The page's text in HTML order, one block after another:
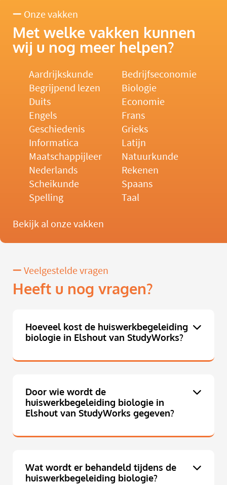
Onze vakken
Met welke vakken kunnen
wij u nog meer helpen?
Aardrijkskunde
Bedrijfseconomie
Begrijpend lezen
Biologie
Duits
Economie
Engels
Frans
Geschiedenis
Grieks
Informatica
Latijn
Maatschappijleer
Natuurkunde
Nederlands
Rekenen
Scheikunde
Spaans
Spelling
Taal
Bekijk al onze vakken
Veelgestelde vragen
Heeft u nog vragen?
Hoeveel kost de huiswerkbegeleiding
biologie in Elshout van StudyWorks?
Door wie wordt de
huiswerkbegeleiding biologie in
Elshout van StudyWorks gegeven?
Wat wordt er behandeld tijdens de
huiswerkbegeleiding biologie?